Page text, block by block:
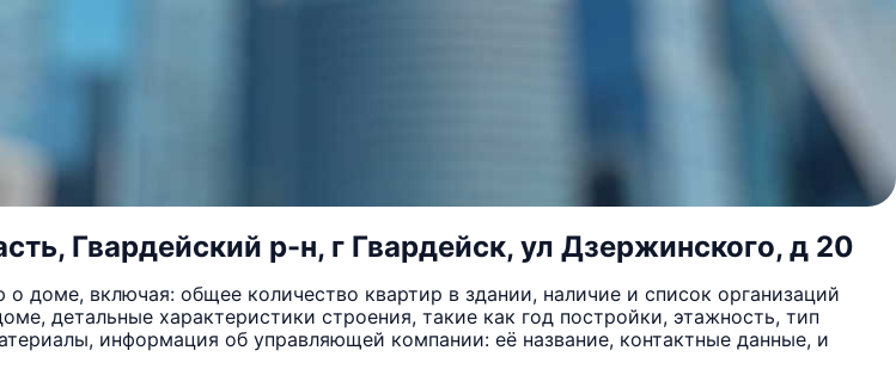
Гвардейский р-н, г Гвардейск, ул Дзержинского, д 20
доме, включая: общее количество квартир в здании, наличие и список организаций
детальные характеристики строения, такие как год постройки, этажность, тип
информация об управляющей компании: её название, контактные данные, и